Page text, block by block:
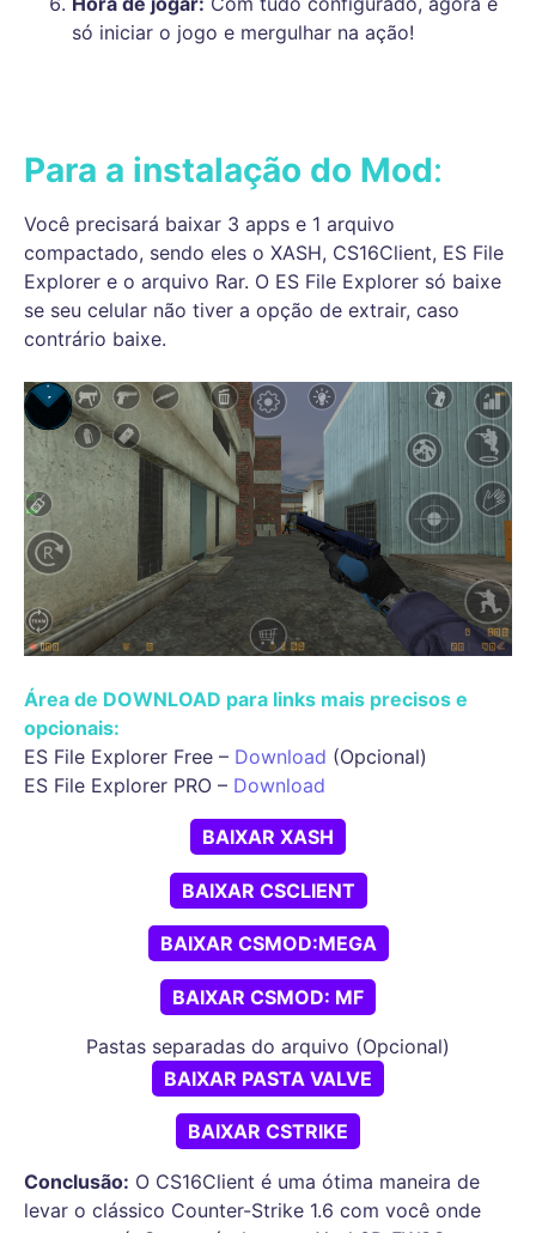
só iniciar o jogo e mergulhar na ação!
Para a instalação do Mod:
Você precisará baixar 3 apps e 1 arquivo
compactado, sendo eles o XASH, CS16Client, ES File
Explorer e o arquivo Rar. O ES File Explorer só baixe
se seu celular não tiver a opção de extrair, caso
contrário baixe.
Área de DOWNLOAD para links mais precisos e
opcionais:
ES File Explorer Free – Download (Opcional)
ES File Explorer PRO – Download
BAIXAR XASH
BAIXAR CSCLIENT
BAIXAR CSMOD:MEGA
BAIXAR CSMOD: MF
Pastas separadas do arquivo (Opcional)
BAIXAR PASTA VALVE
BAIXAR CSTRIKE
Conclusão: O CS16Client é uma ótima maneira de
levar o clássico Counter-Strike 1.6 com você onde